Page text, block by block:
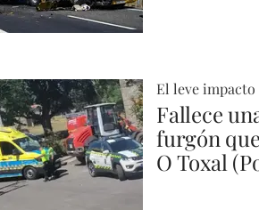
El leve
Fallece
furgón
O Toxal